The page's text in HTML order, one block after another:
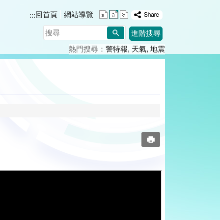
:::回首頁
網站導覽
搜
尋
進階搜尋
熱門搜尋： 警特報 天氣 地震